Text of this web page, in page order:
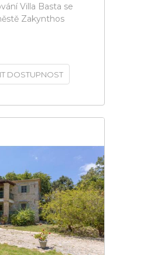
Villa Basta se
Zakynthos
DOSTUPNOST